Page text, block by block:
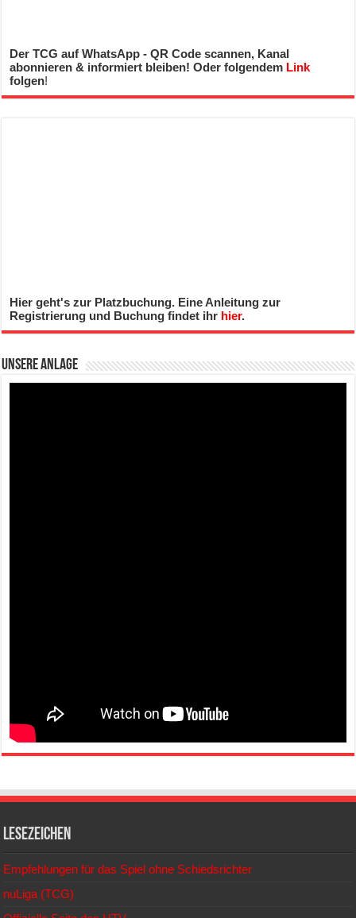
Der TCG auf WhatsApp - QR Code scannen, Kanal
abonnieren & informiert bleiben! Oder folgendem Link
folgen!
Hier geht's zur Platzbuchung. Eine Anleitung zur
Registrierung und Buchung findet ihr hier.
Unsere Anlage
Lesezeichen
Empfehlungen für das Spiel ohne Schiedsrichter
nuLiga (TCG)